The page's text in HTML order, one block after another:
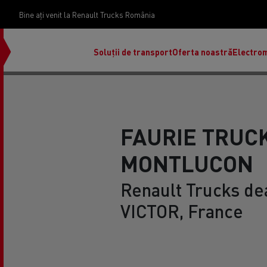
Bine ați venit la Renault Trucks România
Soluții de transportOferta noastră
FAURIE
MONTLUCON
Renault Trucks
VICTOR, France